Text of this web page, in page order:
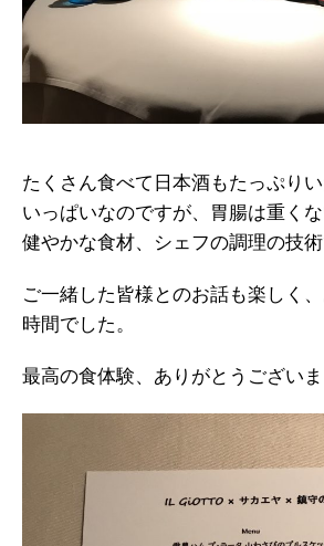
たくさん食べて日本酒もたっぷり
いっぱいなのですが、胃腸は重くな
健やかな食材、シェフの調理の技術
ご一緒した皆様とのお話も楽しく
時間でした。
最高の食体験、ありがとうございま